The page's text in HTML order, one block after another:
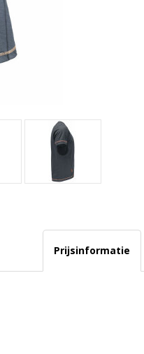
Prijsinformatie